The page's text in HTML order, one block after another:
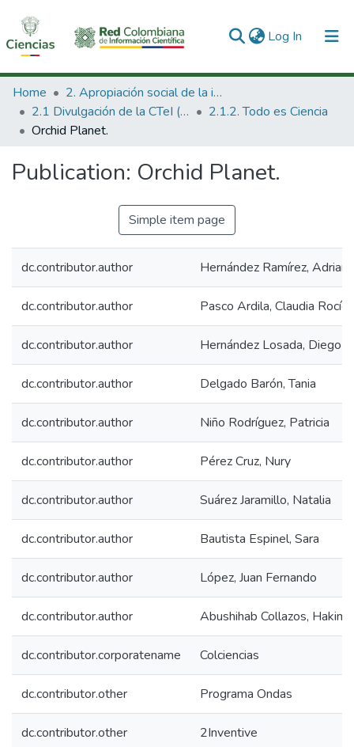
Log In (current)
Communities & Collections
All of DSpace
Home
2. Apropiación social de la información en Ciencia Tecnología e Innovación
2.1 Divulgación de la CTeI (Nueva)
2.1.2. Todo es Ciencia
Orchid Planet.
Publication: Orchid Planet.
Simple item page
dc.contributor.author Hernández Ramírez, Adrian
dc.contributor.author Pasco Ardila, Claudia Rocío
dc.contributor.author Hernández Losada, Diego
dc.contributor.author Delgado Barón, Tania
dc.contributor.author Niño Rodríguez, Patricia
dc.contributor.author Pérez Cruz, Nury
dc.contributor.author Suárez Jaramillo, Natalia
dc.contributor.author Bautista Espinel, Sara
dc.contributor.author López, Juan Fernando
dc.contributor.author Abushihab Collazos, Hakim
dc.contributor.corporatename Colciencias
dc.contributor.other Programa Ondas
dc.contributor.other 2Inventive